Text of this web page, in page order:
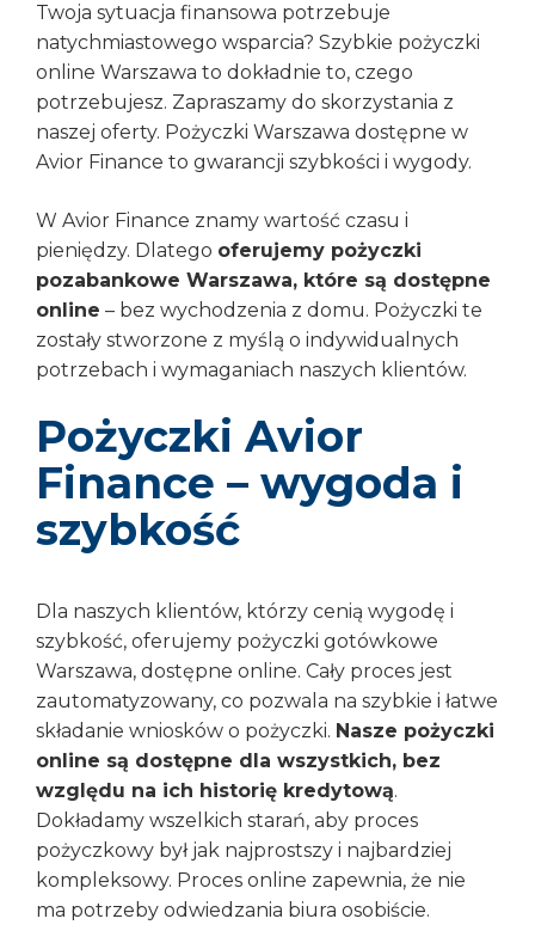
Twoja sytuacja finansowa potrzebuje
natychmiastowego wsparcia? Szybkie pożyczki
online Warszawa to dokładnie to, czego
potrzebujesz. Zapraszamy do skorzystania z
naszej oferty. Pożyczki Warszawa dostępne w
Avior Finance to gwarancji szybkości i wygody.
W Avior Finance znamy wartość czasu i
pieniędzy. Dlatego oferujemy pożyczki
pozabankowe Warszawa, które są dostępne
online – bez wychodzenia z domu. Pożyczki te
zostały stworzone z myślą o indywidualnych
potrzebach i wymaganiach naszych klientów.
Pożyczki Avior
Finance – wygoda i
szybkość
Dla naszych klientów, którzy cenią wygodę i
szybkość, oferujemy pożyczki gotówkowe
Warszawa, dostępne online. Cały proces jest
zautomatyzowany, co pozwala na szybkie i łatwe
składanie wniosków o pożyczki. Nasze pożyczki
online są dostępne dla wszystkich, bez
względu na ich historię kredytową.
Dokładamy wszelkich starań, aby proces
pożyczkowy był jak najprostszy i najbardziej
kompleksowy. Proces online zapewnia, że nie
ma potrzeby odwiedzania biura osobiście.